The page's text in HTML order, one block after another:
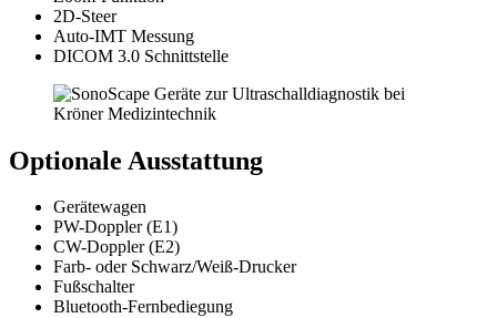
2D-Steer
Auto-IMT Messung
DICOM 3.0 Schnittstelle
Optionale Ausstattung
Gerätewagen
PW-Doppler (E1)
CW-Doppler (E2)
Farb- oder Schwarz/Weiß-Drucker
Fußschalter
Bluetooth-Fernbediegung